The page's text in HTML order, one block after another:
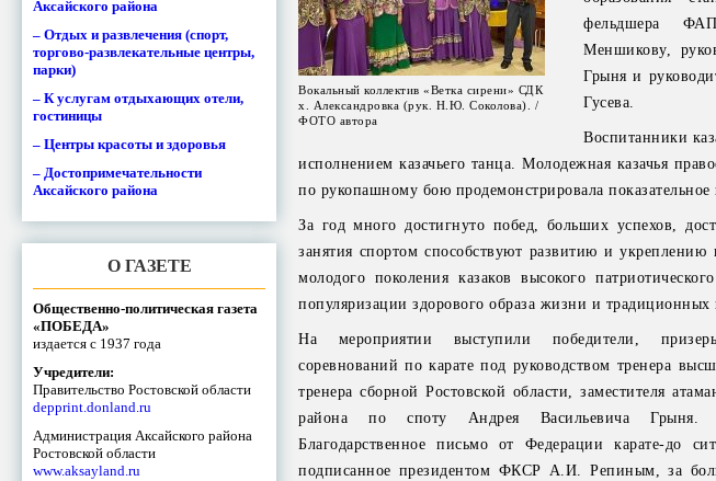
Аксайского района
– Отдых и развлечения (спорт,
торгово-развлекательные центры,
парки)
– К услугам отдыхающих отели,
гостиницы
– Центры красоты и здоровья
– Достопримечательности
Аксайского района
О ГАЗЕТЕ
Общественно-политическая газета
«ПОБЕДА»
издается с 1937 года
Учредители:
Правительство Ростовской области
depprint.donland.ru
Администрация Аксайского района
Ростовской области
www.aksayland.ru
Вокальный коллектив «Ветка сирени» СДК
х. Александровка (рук. Н.Ю. Соколова). /
ФОТО автора
фельдшера
Меншикову,
Грыня и
Гусева.
Воспитанники
исполнением казачьего танца. Молодежная казачья
по рукопашному бою продемонстрировала показательное
За год много достигнуто побед, больших успехов,
занятия спортом способствуют развитию и
молодого поколения казаков высокого
популяризации здорового образа жизни и традиционных
На мероприятии выступили победители,
соревнований по карате под руководством тренера
тренера сборной Ростовской области, заместителя
района по споту Андрея Васильевича Грыня.
Благодарственное письмо от Федерации карате-до
подписанное президентом ФКСР А.И. Репиным, за